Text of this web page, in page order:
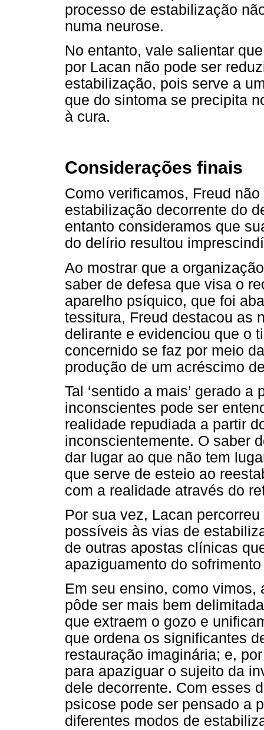
processo de estabilização
numa neurose.
No entanto, vale salientar
por Lacan não pode ser
estabilização, pois serve a
que do sintoma se precipita
à cura.
Considerações finais
Como verificamos, Freud
estabilização decorrente do
entanto consideramos que
do delírio resultou
Ao mostrar que a
saber de defesa que visa o
aparelho psíquico, que foi
tessitura, Freud destacou as
delirante e evidenciou que o
concernido se faz por meio
produção de um acréscimo
Tal ‘sentido a mais’ gerado
inconscientes pode ser
realidade repudiada a partir
inconscientemente. O saber
dar lugar ao que não tem
que serve de esteio ao
com a realidade através do
Por sua vez, Lacan
possíveis às vias de
de outras apostas clínicas
apaziguamento do
Em seu ensino, como
pôde ser mais bem
que extraem o gozo e
que ordena os significantes
restauração imaginária; e,
para apaziguar o sujeito da
dele decorrente. Com esses
psicose pode ser pensado a
diferentes modos de